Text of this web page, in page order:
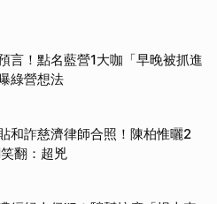
言！點名藍營1大咖「早晚被抓進
綠營想法
和詐慈濟律師合照！陳柏惟曬2
翻：超兇